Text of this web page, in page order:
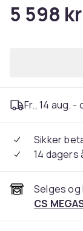
5 598 kr
Fr., 14 aug. -
Sikker
14 dagers
Selges og
CS